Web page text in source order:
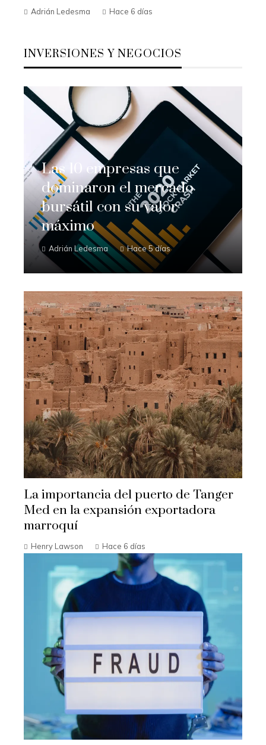
Adrián Ledesma Hace 6 días
INVERSIONES Y NEGOCIOS
Las 10 empresas que
dominaron el mercado
bursátil con su valor
máximo
Adrián Ledesma Hace 5 días
La importancia del puerto de Tanger
Med en la expansión exportadora
marroquí
Henry Lawson Hace 6 días